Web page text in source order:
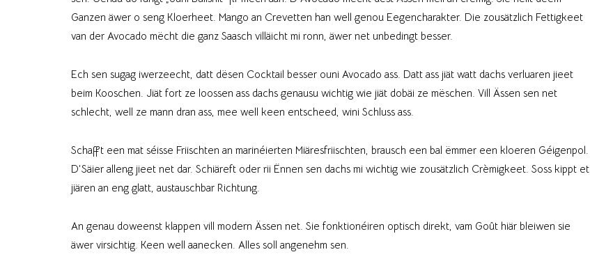
Ganzen äwer o seng Kloerheet. Mango an Crevetten han well genou Eegencharakter. Die zousätzlich Fettigkeet
van der Avocado mëcht die ganz Saasch villäicht mi ronn, äwer net unbedingt besser.
Ech sen sugag iwerzeecht, datt dësen Cocktail besser ouni Avocado ass. Datt ass jiät watt dachs verluaren jieet
beim Kooschen. Jiät fort ze loossen ass dachs genausu wichtig wie jiät dobäi ze mëschen. Vill Ässen sen net
schlecht, well ze mann dran ass, mee well keen entscheed, wini Schluss ass.
Schafft een mat séisse Friischten an marinéierten Miäresfriischten, brausch een bal ëmmer een kloeren Géigenpol.
D’Säier alleng jieet net dar. Schiäreft oder rii Ënnen sen dachs mi wichtig wie zousätzlich Crèmigkeet. Soss kippt et
jiären an eng glatt, austauschbar Richtung.
An genau doweenst klappen vill modern Ässen net. Sie fonktionéiren optisch direkt, vam Goût hiär bleiwen sie
äwer virsichtig. Keen well aanecken. Alles soll angenehm sen.